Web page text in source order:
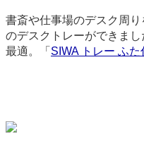
書斎や仕事場のデスク周
のデスクトレーができま
最適。「 SIWA トレー ふた